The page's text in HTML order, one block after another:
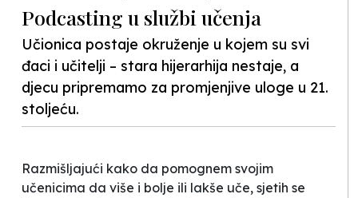
Podcasting u službi učenja
Učionica postaje okruženje u kojem su svi
đaci i učitelji – stara hijerarhija nestaje, a
djecu pripremamo za promjenjive uloge u 21.
stoljeću.
Razmišljajući kako da pomognem svojim
učenicima da više i bolje ili lakše uče, sjetih se